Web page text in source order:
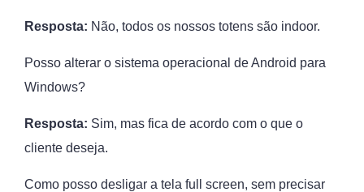
Resposta: Não, todos os nossos totens são indoor.
Posso alterar o sistema operacional de Android para
Windows?
Resposta: Sim, mas fica de acordo com o que o
cliente deseja.
Como posso desligar a tela full screen, sem precisar